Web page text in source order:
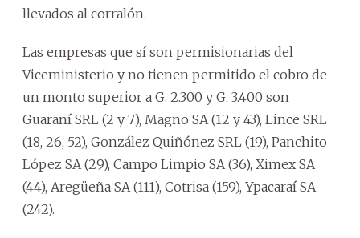
llevados al corralón.
Las empresas que sí son permisionarias del
Viceministerio y no tienen permitido el cobro de
un monto superior a G. 2.300 y G. 3.400 son
Guaraní SRL (2 y 7), Magno SA (12 y 43), Lince SRL
(18, 26, 52), González Quiñónez SRL (19), Panchito
López SA (29), Campo Limpio SA (36), Ximex SA
(44), Aregüeña SA (111), Cotrisa (159), Ypacaraí SA
(242).